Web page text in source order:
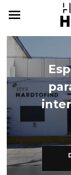
THE WHAT
The
Inner
Further
Try Hard
THE WHO
The
At Home
Family
Dear
THE WHY
THE HOW
ONLINE
THE